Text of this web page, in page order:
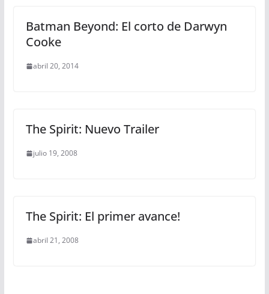
Batman Beyond: El corto de Darwyn
Cooke
abril 20, 2014
The Spirit: Nuevo Trailer
julio 19, 2008
The Spirit: El primer avance!
abril 21, 2008